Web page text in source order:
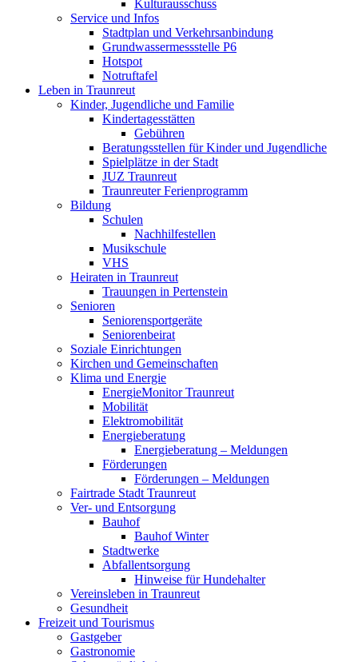
Kulturausschuss
Service und Infos
Stadtplan und Verkehrsanbindung
Grundwassermessstelle P6
Hotspot
Notruftafel
Leben in Traunreut
Kinder, Jugendliche und Familie
Kindertagesstätten
Gebühren
Beratungsstellen für Kinder und Jugendliche
Spielplätze in der Stadt
JUZ Traunreut
Traunreuter Ferienprogramm
Bildung
Schulen
Nachhilfestellen
Musikschule
VHS
Heiraten in Traunreut
Trauungen in Pertenstein
Senioren
Seniorensportgeräte
Seniorenbeirat
Soziale Einrichtungen
Kirchen und Gemeinschaften
Klima und Energie
EnergieMonitor Traunreut
Mobilität
Elektromobilität
Energieberatung
Energieberatung – Meldungen
Förderungen
Förderungen – Meldungen
Fairtrade Stadt Traunreut
Ver- und Entsorgung
Bauhof
Bauhof Winter
Stadtwerke
Abfallentsorgung
Hinweise für Hundehalter
Vereinsleben in Traunreut
Gesundheit
Freizeit und Tourismus
Gastgeber
Gastronomie